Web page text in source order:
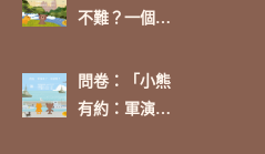
不難？一個人
問卷：「小熊
有約：軍演來